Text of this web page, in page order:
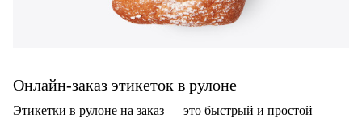
Онлайн-заказ этикеток в рулоне
Этикетки в рулоне на заказ — это быстрый и простой